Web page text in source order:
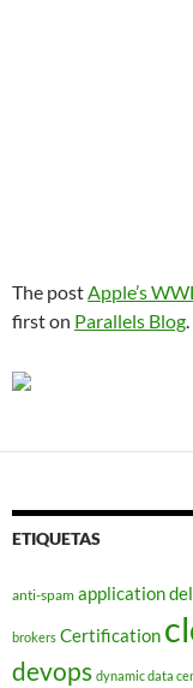
The postApple’s
first on Parallels Blog.
ETIQUETAS
anti-spam application
brokers Certification
devops dynamic data